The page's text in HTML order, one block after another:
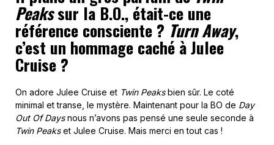
Peakssur la B.O., était-ce une
référence consciente ? Turn Away,
c’est un hommage caché à Julee
Cruise ?
On adore Julee Cruise et Twin Peaksbien sûr. Le coté
minimal et transe, le mystère. Maintenant pour la BO de Day
Out Of Daysnous n’avons pas pensé une seule seconde à
Twin Peakset Julee Cruise. Mais merci en tout cas !